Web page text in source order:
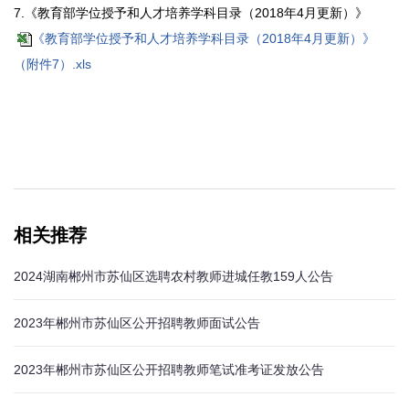
7.《教育部学位授予和人才培养学科目录（2018年4月更新）》
《教育部学位授予和人才培养学科目录（2018年4月更新）》
（附件7）.xls
相关推荐
2024湖南郴州市苏仙区选聘农村教师进城任教159人公告
2023年郴州市苏仙区公开招聘教师面试公告
2023年郴州市苏仙区公开招聘教师笔试准考证发放公告